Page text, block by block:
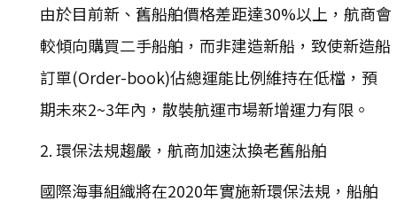
由於目前新、舊船舶價格差距達30%以上，航商會
較傾向購買二手船舶，而非建造新船，致使新造船
訂單(Order-book)佔總運能比例維持在低檔，預
期未來2~3年內，散裝航運市場新增運力有限。
2. 環保法規趨嚴，航商加速汰換老舊船舶
國際海事組織將在2020年實施新環保法規，船舶